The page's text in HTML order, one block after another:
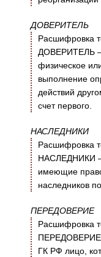
ДОВЕРИТЕЛЬ
Расшифровка
ДОВЕРИТЕЛЬ –
физическое
выполнение
действий
счет первого.
НАСЛЕДНИКИ
Расшифровка
НАСЛЕДНИКИ –
имеющие
наследников
ПЕРЕДОВЕРИЕ
Расшифровка
ПЕРЕДОВЕРИЕ
ГК РФ лицо,